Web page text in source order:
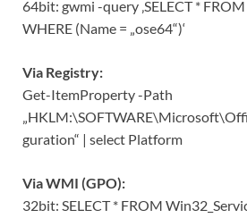
64bit: gwmi -query ‚SELECT *
WHERE (Name = „ose64“)‘
Via Registry:
Get-ItemProperty -Path
guration“ | select Platform
Via WMI (GPO):
32bit: SELECT * FROM